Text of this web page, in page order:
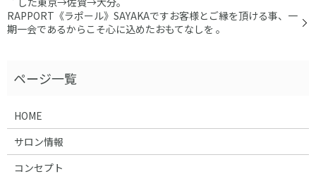
RAPPORT《ラポール》SAYAKAですお客様とご縁を頂ける事、一
期一会であるからこそ心に込めたおもてなしを 。
HOME
サロン情報
コンセプト